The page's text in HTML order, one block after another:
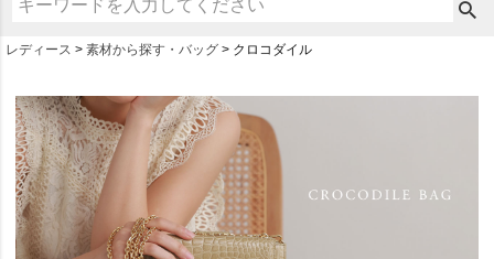
レディース 素材から探す・バッグ クロコダイル